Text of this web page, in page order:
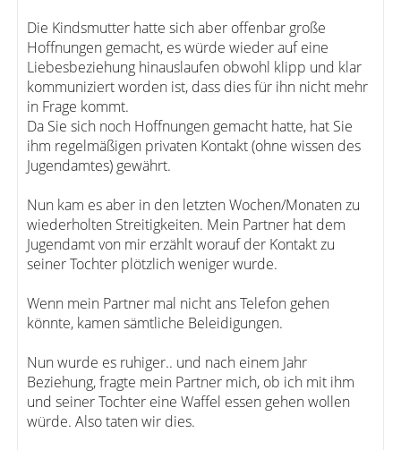
Die Kindsmutter hatte sich aber offenbar große
Hoffnungen gemacht, es würde wieder auf eine
Liebesbeziehung hinauslaufen obwohl klipp und klar
kommuniziert worden ist, dass dies für ihn nicht mehr
in Frage kommt.
Da Sie sich noch Hoffnungen gemacht hatte, hat Sie
ihm regelmäßigen privaten Kontakt (ohne wissen des
Jugendamtes) gewährt.
Nun kam es aber in den letzten Wochen/Monaten zu
wiederholten Streitigkeiten. Mein Partner hat dem
Jugendamt von mir erzählt worauf der Kontakt zu
seiner Tochter plötzlich weniger wurde.
Wenn mein Partner mal nicht ans Telefon gehen
könnte, kamen sämtliche Beleidigungen.
Nun wurde es ruhiger.. und nach einem Jahr
Beziehung, fragte mein Partner mich, ob ich mit ihm
und seiner Tochter eine Waffel essen gehen wollen
würde. Also taten wir dies.